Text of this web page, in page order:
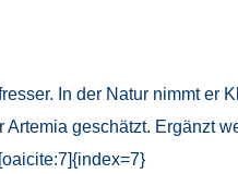
In der Natur nimmt er
Artemia geschätzt. Ergänzt